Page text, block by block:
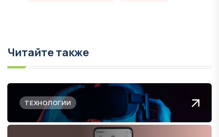
Читайте также
ТЕХНОЛОГИИ